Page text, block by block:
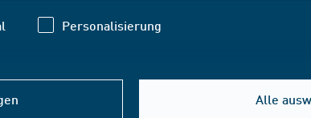
Personalisierung
Alle